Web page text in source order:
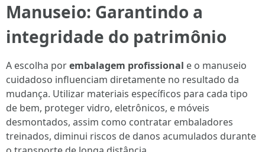
Manuseio: Garantindo a
integridade do patrimônio
A escolha porembalagem profissional e o manuseio
cuidadoso influenciam diretamente no resultado da
mudança. Utilizar materiais específicos para cada tipo
de bem, proteger vidro, eletrônicos, e móveis
desmontados, assim como contratar embaladores
treinados, diminui riscos de danos acumulados durante